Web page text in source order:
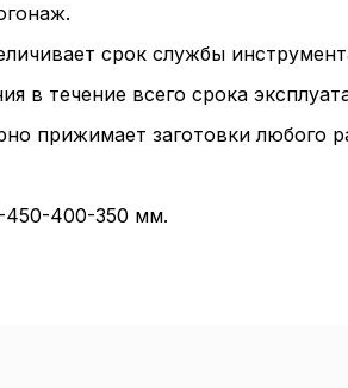
срок службы
в течение всего срока
прижимает заготовки любого
450-400-350 мм.